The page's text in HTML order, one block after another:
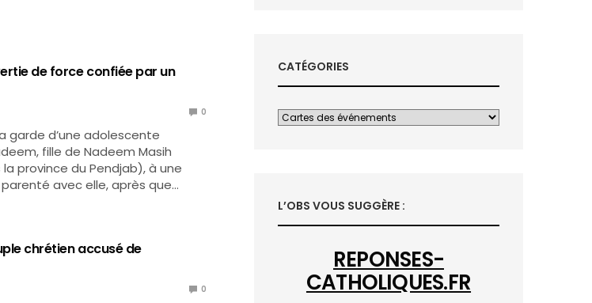
de force confiée par un
0
garde d’une adolescente
fille de Nadeem Masih
province du Pendjab), à une
avec elle, après que…
chrétien accusé de
0
CATÉGORIES
L’OBS VOUS SUGGÈRE :
REPONSES-
CATHOLIQUES.FR